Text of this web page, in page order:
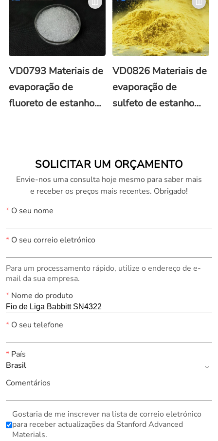
VD0793 Materiais de
evaporação de
fluoreto de estanho
VD0826 Materiais de
evaporação de
sulfeto de estanho
SOLICITAR UM ORÇAMENTO
Envie-nos uma consulta hoje mesmo para saber mais
e receber os preços mais recentes. Obrigado!
*O seu nome
*O seu correio eletrónico
Para um processamento rápido, utilize o endereço de e-
mail da sua empresa.
*Nome do produto
*O seu telefone
*País
Brasil
Comentários
Gostaria de me inscrever na lista de correio eletrónico
para receber actualizações da Stanford Advanced
Materials.